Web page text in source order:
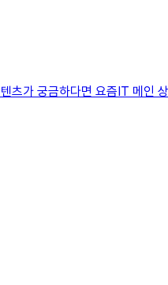
가 궁금하다면 요즘IT 메인